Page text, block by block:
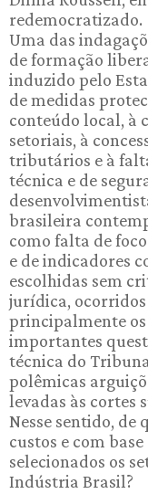
redemocratizado.
Uma das
de formação
induzido pelo
de medidas
conteúdo local, à
setoriais, à
tributários e à
técnica e de
brasileira
como falta de
e de indicadores
escolhidas sem
jurídica, ocorridos
principalmente
importantes
técnica do
polêmicas
levadas às cortes
Nesse sentido, de
custos e com
selecionados os
Indústria Brasil?